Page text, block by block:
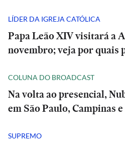
LÍDER DA IGREJA CATÓLICA
Papa Leão XIV visitará a
novembro; veja por quais
COLUNA DO BROADCAST
Na volta ao presencial,
em São Paulo, Campinas
SUPREMO